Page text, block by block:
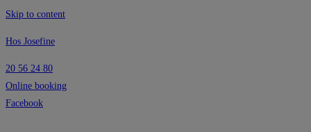
Skip to content
Hos Josefine
20 56 24 80
Online booking
Facebook